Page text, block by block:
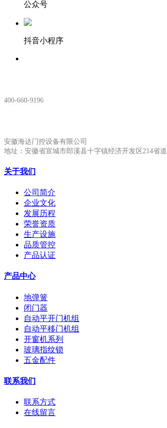
公众号
抖音小程序
400-660-9196
安徽海达门控设备有限公司
地址：安徽省宣城市郎溪县十字镇经济开发区214省道
关于我们
公司简介
企业文化
发展历程
荣誉资质
生产设施
品质管控
产品认证
产品中心
地弹簧
闭门器
自动平开门机组
自动平移门机组
开窗机系列
玻璃指纹锁
五金配件
联系我们
联系方式
在线留言